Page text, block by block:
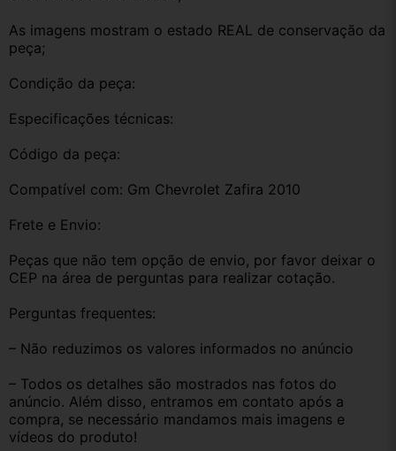
As imagens mostram o estado REAL de conservação da
peça;
Condição da peça:
Especificações técnicas:
Código da peça:
Compatível com: Gm Chevrolet Zafira 2010
Frete e Envio:
Peças que não tem opção de envio, por favor deixar o
CEP na área de perguntas para realizar cotação.
Perguntas frequentes:
– Não reduzimos os valores informados no anúncio
– Todos os detalhes são mostrados nas fotos do
anúncio. Além disso, entramos em contato após a
compra, se necessário mandamos mais imagens e
vídeos do produto!